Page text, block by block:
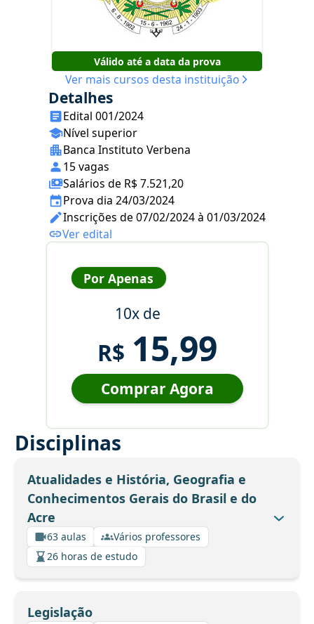
Válido até a data da prova
Ver mais cursos desta instituição
Detalhes
Edital 001/2024
Nível superior
Banca Instituto Verbena
15 vagas
Salários de R$ 7.521,20
Prova dia 24/03/2024
Inscrições de 07/02/2024 à 01/03/2024
Ver edital
Por Apenas
10x de
R$ 15,99
Comprar Agora
Disciplinas
Atualidades e História, Geografia e
Conhecimentos Gerais do Brasil e do
Acre
63 aulas
Vários professores
26 horas de estudo
Legislação